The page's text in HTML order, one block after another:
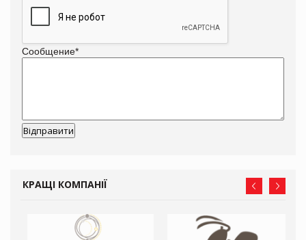
Сообщение*
КРАЩІ КОМПАНІЇ